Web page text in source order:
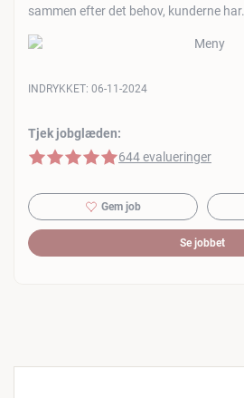
sammen efter det behov, kunderne har.
Tjek jobglæden:
5 af 5 stjerner
644 evalueringer
INDRYKKET: 06-11-2024
Gem job
Se jobbet